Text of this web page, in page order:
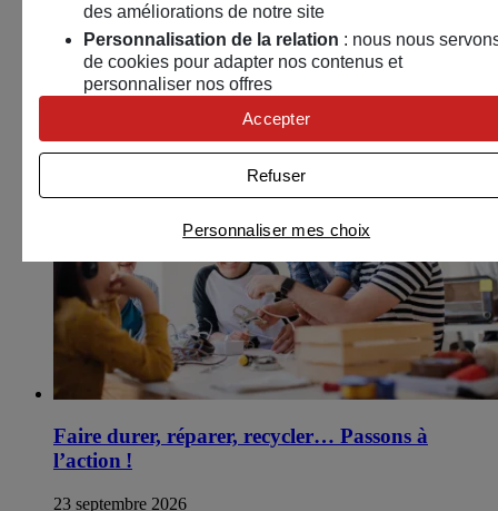
23 septembre 2026
Noyal-sur-vilaine (35)
Environnement
Faire durer, réparer, recycler… Passons à
l’action !
23 septembre 2026
des améliorations de notre site
Personnalisation de la relation : nous nous
de cookies pour adapter nos contenus et
personnaliser nos offres
Univers publicitaire: nous utilisons avec nos
partenaires des cookies pour afficher des publicités
personnalisées
Connaître notre politique cookies et la liste de nos
Personnaliser mes choix
Refuser
Accepter